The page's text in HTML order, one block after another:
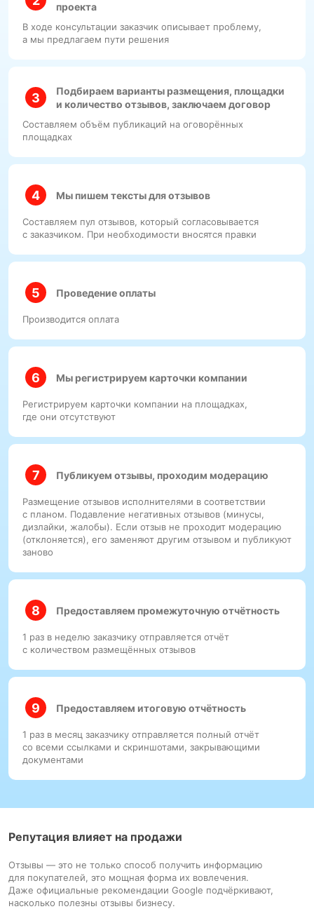
проекта
В ходе консультации заказчик описывает проблему,
а мы предлагаем пути решения
Подбираем варианты размещения, площадки
и количество отзывов, заключаем договор
Составляем объём публикаций на оговорённых
площадках
Мы пишем тексты для отзывов
Составляем пул отзывов, который согласовывается
с заказчиком. При необходимости вносятся правки
Проведение оплаты
Производится оплата
Мы регистрируем карточки компании
Регистрируем карточки компании на площадках,
где они отсутствуют
Публикуем отзывы, проходим модерацию
Размещение отзывов исполнителями в соответствии
с планом. Подавление негативных отзывов (минусы,
дизлайки, жалобы). Если отзыв не проходит модерацию
(отклоняется), его заменяют другим отзывом и публикуют
заново
Предоставляем промежуточную отчётность
1 раз в неделю заказчику отправляется отчёт
с количеством размещённых отзывов
Предоставляем итоговую отчётность
1 раз в месяц заказчику отправляется полный отчёт
со всеми ссылками и скриншотами, закрывающими
документами
Репутация влияет на продажи
Отзывы — это не только способ получить информацию
для покупателей, это мощная форма их вовлечения.
Даже официальные рекомендации Google подчёркивают,
насколько полезны отзывы бизнесу.